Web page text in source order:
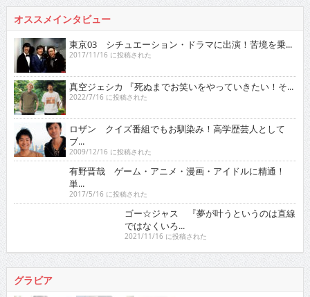
オススメインタビュー
東京03 シチュエーション・ドラマに出演！苦境を乗...
2017/11/16 に投稿された
真空ジェシカ 『死ぬまでお笑いをやっていきたい！そ...
2022/7/16 に投稿された
ロザン クイズ番組でもお馴染み！高学歴芸人として
ブ...
2009/12/16 に投稿された
有野晋哉 ゲーム・アニメ・漫画・アイドルに精通！
単...
2017/5/16 に投稿された
ゴー☆ジャス 『夢が叶うというのは直線ではなくい
2021/11/16 に投稿された
グラビア